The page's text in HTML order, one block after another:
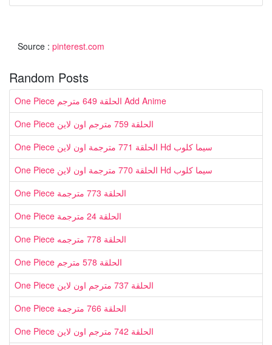
Source : pinterest.com
Random Posts
One Piece الحلقة 649 مترجم Add Anime
One Piece الحلقة 759 مترجم اون لاين
One Piece الحلقة 771 مترجمة اون لاين Hd سيما كلوب
One Piece الحلقة 770 مترجمة اون لاين Hd سيما كلوب
One Piece الحلقة 773 مترجمة
One Piece الحلقة 24 مترجمة
One Piece الحلقة 778 مترجمه
One Piece الحلقة 578 مترجم
One Piece الحلقة 737 مترجم اون لاين
One Piece الحلقة 766 مترجمة
One Piece الحلقة 742 مترجم اون لاين